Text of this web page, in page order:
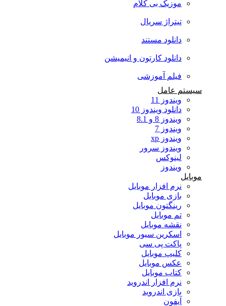
موزیک بی کلام
تیتراژ سریال
دانلود مستند
دانلود کارتون و انیمیشن
فیلم آموزشی
سیستم عامل
ویندوز 11
دانلود ویندوز 10
ویندوز 8 و 8.1
ویندوز 7
ویندوز xp
ویندوز سرور
لینوکس
ویندوز
موبایل
نرم افزار موبایل
بازی موبایل
رینگتون موبایل
تم موبایل
نقشه موبایل
اسکرین سیور موبایل
پاکت پی سی
کلیپ موبایل
عکس موبایل
کتاب موبایل
نرم افزار اندروید
بازی اندروید
آیفون